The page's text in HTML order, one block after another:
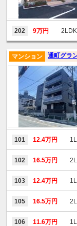
202 9万円 2LDK
通町グラ
マンション
101 12.4万円
102 16.5万円
103 12.4万円
105 16.5万円
106 11.6万円